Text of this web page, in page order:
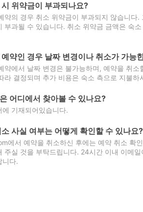
위약금이 부과되나요?
약의 경우 취소 위약금이 부과되지 않습니다
부과될 수 있습니다. 취소 위약금 금액은 숙
약인 경우 날짜 변경이나 취소가 가능
약에서 날짜 변경은 불가능하며, 예약을 취
라 결정되며 추가 비용은 숙소 측으로 지불하
어디에서 찾아볼 수 있나요?
에 기재되어있습니다.
사실 여부는 어떻게 확인할 수 있나요?
에서 예약을 취소하신 후에는 예약 취소 확
주실 것을 부탁드립니다. 24시간 이내 이메
니다.